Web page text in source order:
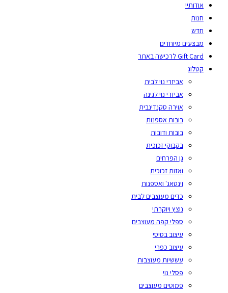
אודותיי
חנות
חדש
מבצעים מיוחדים
Gift Card לרכישה באתר
קטלוג
אביזרי נוי לבית
אביזרי נוי לגינה
אוירה סקנדינבית
בובות אספנות
בובות ודובות
בקבוקי זכוכית
גן הפרחים
ואזות זכוכית
וינטאג' ואספנות
כדים מעוצבים לבית
נוצץ ויוקרתי
ספלי קפה מעוצבים
עיצוב בסיסי
עיצוב כפרי
עששיות מעוצבות
פסלי נוי
פמוטים מעוצבים